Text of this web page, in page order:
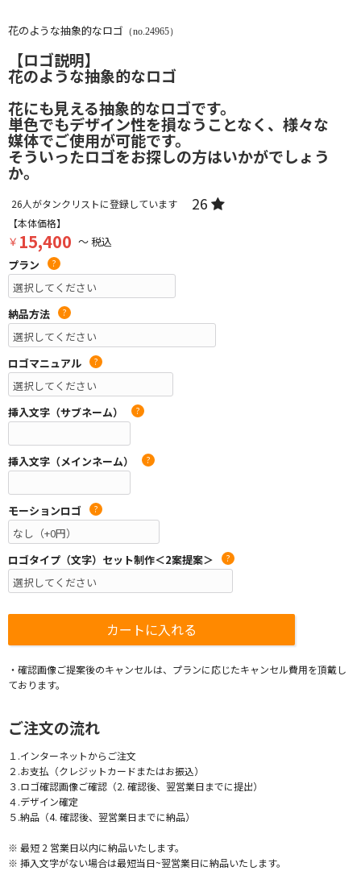
花のような抽象的なロゴ （no.24965）
【ロゴ説明】
花のような抽象的なロゴ
花にも見える抽象的なロゴです。
単色でもデザイン性を損なうことなく、様々な
媒体でご使用が可能です。
そういったロゴをお探しの方はいかがでしょう
か。
26人がタンクリストに登録しています 26
【本体価格】
￥ 15,400 ～ 税込
プラン
?
納品方法 ?
ロゴマニュアル ?
挿入文字（サブネーム） ?
挿入文字（メインネーム） ?
モーションロゴ ?
ロゴタイプ（文字）セット制作＜2案提案＞ ?
・確認画像ご提案後のキャンセルは、プランに応じたキャンセル費用を頂戴し
ております。
ご注文の流れ
１.インターネットからご注文
２.お支払（クレジットカードまたはお振込）
３.ロゴ確認画像ご確認（2. 確認後、翌営業日までに提出）
４.デザイン確定
５.納品（4. 確認後、翌営業日までに納品）
※ 最短 2 営業日以内に納品いたします。
※ 挿入文字がない場合は最短当日~翌営業日に納品いたします。